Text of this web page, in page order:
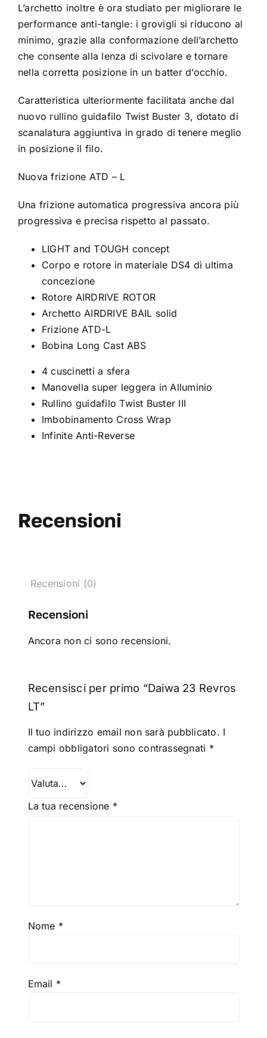
L’archetto inoltre è ora studiato per migliorare le
performance anti-tangle: i grovigli si riducono al
minimo, grazie alla conformazione dell’archetto
che consente alla lenza di scivolare e tornare
nella corretta posizione in un batter d’occhio.
Caratteristica ulteriormente facilitata anche dal
nuovo rullino guidafilo Twist Buster 3, dotato di
scanalatura aggiuntiva in grado di tenere meglio
in posizione il filo.
Nuova frizione ATD – L
Una frizione automatica progressiva ancora più
progressiva e precisa rispetto al passato.
LIGHT and TOUGH concept
Corpo e rotore in materiale DS4 di ultima
concezione
Rotore AIRDRIVE ROTOR
Archetto AIRDRIVE BAIL solid
Frizione ATD-L
Bobina Long Cast ABS
4 cuscinetti a sfera
Manovella super leggera in Alluminio
Rullino guidafilo Twist Buster III
Imbobinamento Cross Wrap
Infinite Anti-Reverse
Recensioni
Recensioni (0)
Recensioni
Ancora non ci sono recensioni.
Recensisci per primo “Daiwa 23 Revros
LT”
Il tuo indirizzo email non sarà pubblicato. I
campi obbligatori sono contrassegnati *
La tua recensione *
Nome *
Email *